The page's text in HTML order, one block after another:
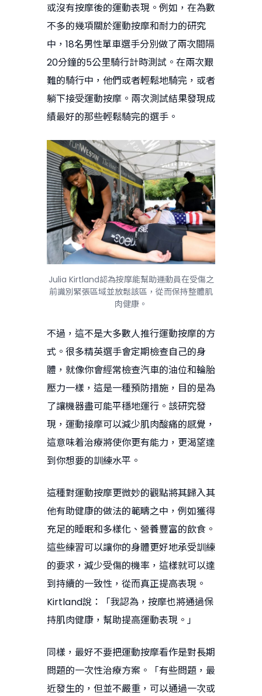
或沒有按摩後的運動表現。例如，在為數
不多的幾項關於運動按摩和耐力的研究
中，18名男性單車選手分別做了兩次間隔
20分鐘的5公里騎行計時測試。在兩次艱
難的騎行中，他們或者輕鬆地騎完，或者
躺下接受運動按摩。兩次測試結果發現成
績最好的那些輕鬆騎完的選手。
Julia Kirtland認為按摩能幫助運動員在受傷之
前識別緊張區域並放鬆該區，從而保持整體肌
肉健康。
不過，這不是大多數人推行運動按摩的方
式。很多精英選手會定期檢查自己的身
體，就像你會經常檢查汽車的油位和輪胎
壓力一樣，這是一種預防措施，目的是為
了讓機器盡可能平穩地運行。該研究發
現，運動接摩可以減少肌肉酸痛的感覺，
這意味着治療將使你更有能力，更渴望達
到你想要的訓練水平。
這種對運動按摩更微妙的觀點將其歸入其
他有助健康的做法的範疇之中，例如獲得
充足的睡眠和多樣化、營養豐富的飲食。
這些練習可以讓你的身體更好地承受訓練
的要求，減少受傷的機率，這樣就可以達
到持續的一致性，從而真正提高表現。
Kirtland說：「我認為，按摩也將通過保
持肌肉健康，幫助提高運動表現。」
同樣，最好不要把運動按摩看作是對長期
問題的一次性治療方案。「有些問題，最
近發生的，但並不嚴重，可以通過一次或